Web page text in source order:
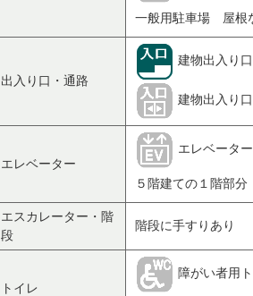
一般用駐車場 屋根
出入り口・通路
建物出入り
建物出入り
エレベーター
エレベータ
５階建ての１階部分
エスカレーター・階
段
階段に手すりあり
トイレ
障がい者用